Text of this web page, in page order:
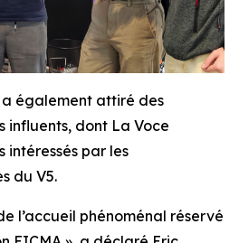
également attiré des
influents, dont La Voce
intéressés par les
du V5.
l’accueil phénoménal réservé